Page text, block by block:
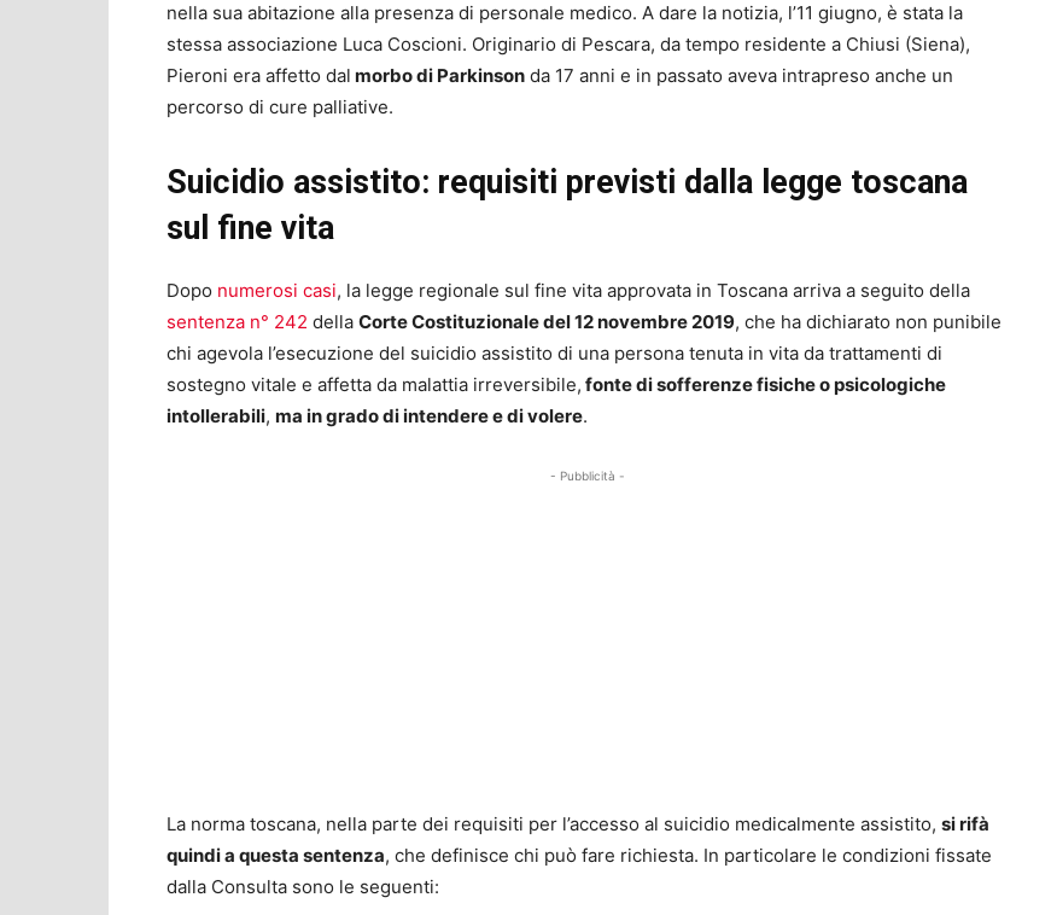
nella sua abitazione alla presenza di personale medico. A dare la notizia, l’11 giugno, è stata la
stessa associazione Luca Coscioni. Originario di Pescara, da tempo residente a Chiusi (Siena),
Pieroni era affetto dal morbo di Parkinson da 17 anni e in passato aveva intrapreso anche un
percorso di cure palliative.
Suicidio assistito: requisiti previsti dalla legge toscana
sul fine vita
Dopo numerosi casi, la legge regionale sul fine vita approvata in Toscana arriva a seguito della
sentenza n° 242 della Corte Costituzionale del 12 novembre 2019, che ha dichiarato non punibile
chi agevola l’esecuzione del suicidio assistito di una persona tenuta in vita da trattamenti di
sostegno vitale e affetta da malattia irreversibile, fonte di sofferenze fisiche o psicologiche
intollerabili, ma in grado di intendere e di volere.
- Pubblicità -
La norma toscana, nella parte dei requisiti per l’accesso al suicidio medicalmente assistito, si rifà
quindi a questa sentenza, che definisce chi può fare richiesta. In particolare le condizioni fissate
dalla Consulta sono le seguenti: